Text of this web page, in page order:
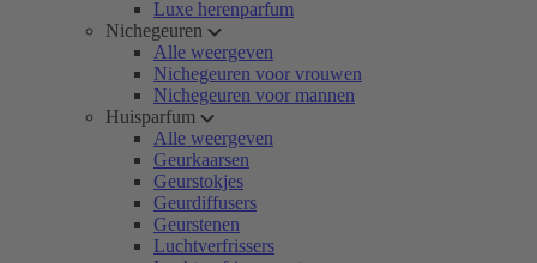
Luxe herenparfum
Nichegeuren
Alle weergeven
Nichegeuren voor vrouwen
Nichegeuren voor mannen
Huisparfum
Alle weergeven
Geurkaarsen
Geurstokjes
Geurdiffusers
Geurstenen
Luchtverfrissers